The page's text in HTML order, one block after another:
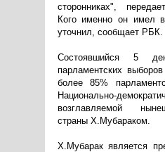
сторонниках",
Кого именно он имел
уточнил, cообщает РБК.
Состоявшийся 5
парламентских
более 85%
Национально-
возглавляемой
страны Х.Мубараком.
Х.Мубарак является